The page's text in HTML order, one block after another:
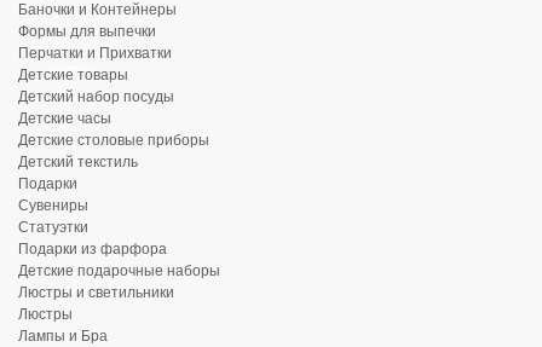
Баночки и Контейнеры
Формы для выпечки
Перчатки и Прихватки
Детские товары
Детский набор посуды
Детские часы
Детские столовые приборы
Детский текстиль
Подарки
Сувениры
Статуэтки
Подарки из фарфора
Детские подарочные наборы
Люстры и светильники
Люстры
Лампы и Бра